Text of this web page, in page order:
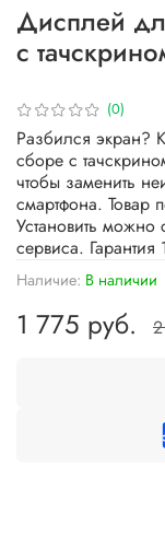
(0)
Наличие: В наличии
Дисплей
с
1 775 руб.
Разбился экран?
сборе с
чтобы заменить
смартфона. Товар
Установить можно
сервиса. Гарантия